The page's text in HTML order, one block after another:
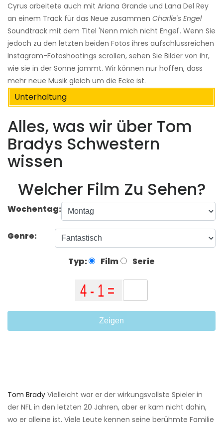
Cyrus arbeitete auch mit Ariana Grande und Lana Del Rey
an einem Track für das Neue zusammen Charlie's Engel
Soundtrack mit dem Titel 'Nenn mich nicht Engel'. Wenn Sie
jedoch zu den letzten beiden Fotos ihres aufschlussreichen
Instagram-Fotoshootings scrollen, sehen Sie Bilder von ihr,
wie sie in der Sonne jammt. Wir können nur hoffen, dass
mehr neue Musik gleich um die Ecke ist.
Unterhaltung
Alles, was wir über Tom
Bradys Schwestern
wissen
Welcher Film Zu Sehen?
Wochentag:
Genre:
Typ: Film Serie
Zeigen
Tom Brady Vielleicht war er der wirkungsvollste Spieler in
der NFL in den letzten 20 Jahren, aber er kam nicht dahin,
wo er alleine ist. Viele Leute kennen seine berühmte Familie